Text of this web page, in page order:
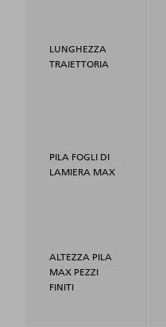
LUNGHEZZA
TRAIETTORIA
PILA FOGLI DI
LAMIERA MAX
ALTEZZA PILA
MAX PEZZI
FINITI